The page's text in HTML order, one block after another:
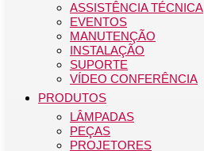
ASSISTÊNCIA TÉCNICA
EVENTOS
MANUTENÇÃO
INSTALAÇÃO
SUPORTE
VÍDEO CONFERÊNCIA
PRODUTOS
LÂMPADAS
PEÇAS
PROJETORES